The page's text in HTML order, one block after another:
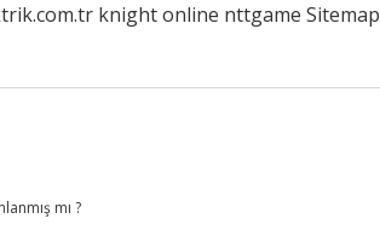
knight online nttgame Sitemap
mı ?